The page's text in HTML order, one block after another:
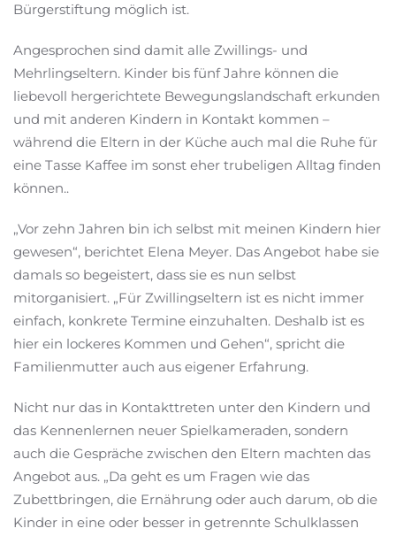
Bürgerstiftung möglich ist.
Angesprochen sind damit alle Zwillings- und
Mehrlingseltern. Kinder bis fünf Jahre können die
liebevoll hergerichtete Bewegungslandschaft erkunden
und mit anderen Kindern in Kontakt kommen –
während die Eltern in der Küche auch mal die Ruhe für
eine Tasse Kaffee im sonst eher trubeligen Alltag finden
können..
„Vor zehn Jahren bin ich selbst mit meinen Kindern hier
gewesen“, berichtet Elena Meyer. Das Angebot habe sie
damals so begeistert, dass sie es nun selbst
mitorganisiert. „Für Zwillingseltern ist es nicht immer
einfach, konkrete Termine einzuhalten. Deshalb ist es
hier ein lockeres Kommen und Gehen“, spricht die
Familienmutter auch aus eigener Erfahrung.
Nicht nur das in Kontakttreten unter den Kindern und
das Kennenlernen neuer Spielkameraden, sondern
auch die Gespräche zwischen den Eltern machten das
Angebot aus. „Da geht es um Fragen wie das
Zubettbringen, die Ernährung oder auch darum, ob die
Kinder in eine oder besser in getrennte Schulklassen